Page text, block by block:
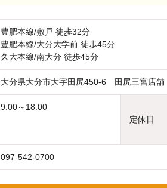
豊肥本線/敷戸 徒歩32分
豊肥本線/大分大学前 徒歩45分
久大本線/南大分 徒歩45分
大分県大分市大字田尻450-6 田尻三宮店
9:00～18:00
定休日
097-542-0700